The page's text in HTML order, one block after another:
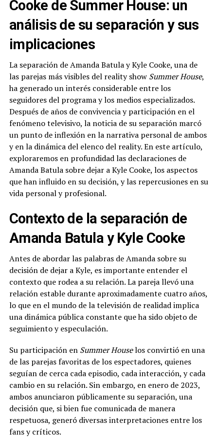
Cooke de Summer House: un
análisis de su separación y sus
implicaciones
La separación de Amanda Batula y Kyle Cooke, una de
las parejas más visibles del reality show Summer House,
ha generado un interés considerable entre los
seguidores del programa y los medios especializados.
Después de años de convivencia y participación en el
fenómeno televisivo, la noticia de su separación marcó
un punto de inflexión en la narrativa personal de ambos
y en la dinámica del elenco del reality. En este artículo,
exploraremos en profundidad las declaraciones de
Amanda Batula sobre dejar a Kyle Cooke, los aspectos
que han influido en su decisión, y las repercusiones en su
vida personal y profesional.
Contexto de la separación de
Amanda Batula y Kyle Cooke
Antes de abordar las palabras de Amanda sobre su
decisión de dejar a Kyle, es importante entender el
contexto que rodea a su relación. La pareja llevó una
relación estable durante aproximadamente cuatro años,
lo que en el mundo de la televisión de realidad implica
una dinámica pública constante que ha sido objeto de
seguimiento y especulación.
Su participación en Summer Houselos convirtió en una
de las parejas favoritas de los espectadores, quienes
seguían de cerca cada episodio, cada interacción, y cada
cambio en su relación. Sin embargo, en enero de 2023,
ambos anunciaron públicamente su separación, una
decisión que, si bien fue comunicada de manera
respetuosa, generó diversas interpretaciones entre los
fans y críticos.